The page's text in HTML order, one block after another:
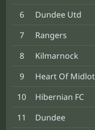
6
Dundee Utd
7
Rangers
8
Kilmarnock
9
Heart Of
10
Hibernian FC
11
Dundee